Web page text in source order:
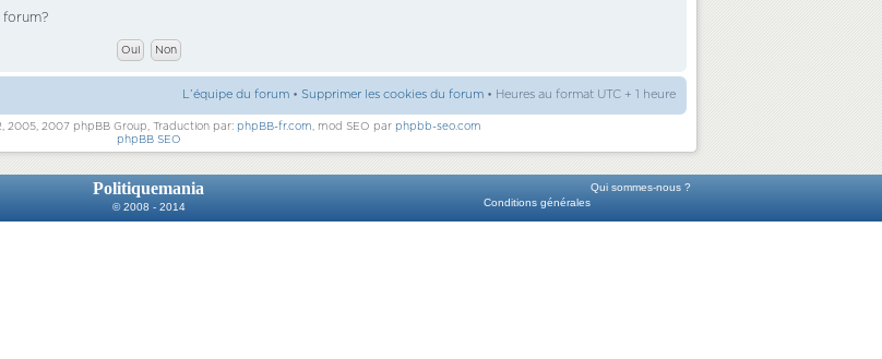
L’équipe du forum • Supprimer les cookies du forum • Heures au format UTC + 1 heure
2007 phpBB Group, Traduction par: phpBB-fr.com, mod SEO par phpbb-seo.com
phpBB SEO
Politiquemania
© 2008 - 2014
Qui sommes-nous ?
Conditions générales